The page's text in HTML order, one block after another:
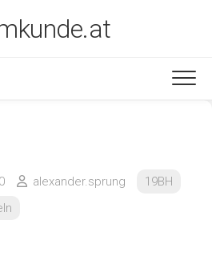
0 alexander.sprung
19BH